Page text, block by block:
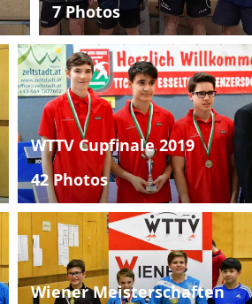
7 Photos
WTTV Cupfinale 2019
42 Photos
Wiener Meisterschaften